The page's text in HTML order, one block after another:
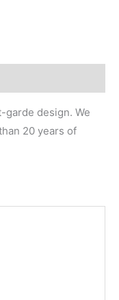
design. We
20 years of